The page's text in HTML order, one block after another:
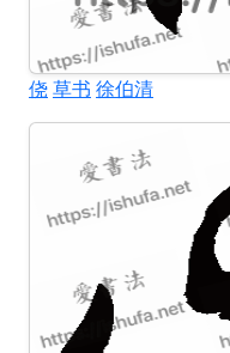
侥草书 徐伯清